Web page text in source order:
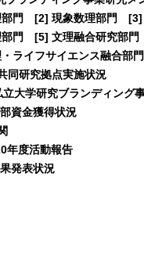
門 [2] 現象数理部門 [3]
門 [5] 文理融合研究部門
ライフサイエンス融合部門
同研究拠点実施状況
大学研究ブランディング
資金獲得状況
年度活動報告
発表状況